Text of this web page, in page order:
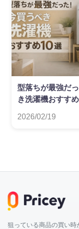
型落ちが最強だ
き洗濯機おすす
2026/02/19
狙っている商品の買い